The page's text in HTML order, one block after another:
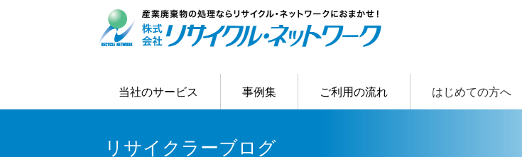
当社のサービス 事例集 ご利用の流れ はじめての方へ
リサイクラーブログ